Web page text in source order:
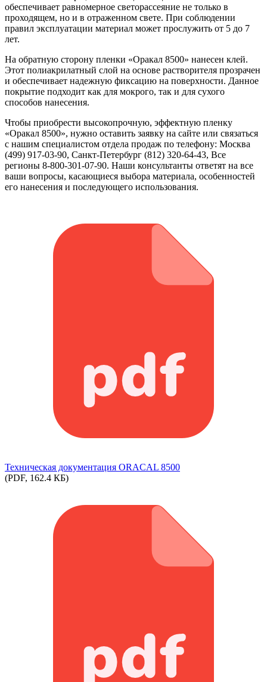
обеспечивает равномерное светорассеяние не только в
проходящем, но и в отраженном свете. При соблюдении
правил эксплуатации материал может прослужить от 5 до 7
лет.
На обратную сторону пленки «Оракал 8500» нанесен клей.
Этот полиакрилатный слой на основе растворителя прозрачен
и обеспечивает надежную фиксацию на поверхности. Данное
покрытие подходит как для мокрого, так и для сухого
способов нанесения.
Чтобы приобрести высокопрочную, эффектную пленку
«Оракал 8500», нужно оставить заявку на сайте или связаться
с нашим специалистом отдела продаж по телефону: Москва
(499) 917-03-90, Санкт-Петербург (812) 320-64-43, Все
регионы 8-800-301-07-90. Наши консультанты ответят на все
ваши вопросы, касающиеся выбора материала, особенностей
его нанесения и последующего использования.
Техническая документация ORACAL 8500
(PDF, 162.4 КБ)